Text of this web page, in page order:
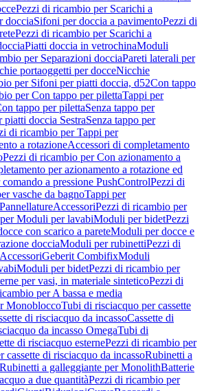
Pezzi di ricambio per Scarichi a
docciaSifoni per doccia a pavimentoPezzi di
Pezzi di ricambio per Scarichi a
Piatti doccia in vetrochinaModuli
per Separazioni docciaPareti laterali per
portaoggetti per docceNicchie
per Sifoni per piatti doccia, d52Con tappo
per Con tappo per pilettaTappi per
tappo per pilettaSenza tappo per
doccia SestraSenza tappo per
di ricambio per Tappi per
a rotazioneAccessori di completamento
Pezzi di ricambio per Con azionamento a
per azionamento a rotazione ed
a pressione PushControlPezzi di
vasche da bagnoTappi per
PannellatureAccessoriPezzi di ricambio per
Moduli per lavabiModuli per bidetPezzi
con scarico a pareteModuli per docce e
docciaModuli per rubinettiPezzi di
Geberit CombifixModuli
Moduli per bidetPezzi di ricambio per
per vasi, in materiale sinteticoPezzi di
per A bassa e media
MonobloccoTubi di risciacquo per cassette
di risciacquo da incassoCassette di
da incasso OmegaTubi di
di risciacquo esternePezzi di ricambio per
di risciacquo da incassoRubinetti a
a galleggiante per MonolithBatterie
a due quantitàPezzi di ricambio per